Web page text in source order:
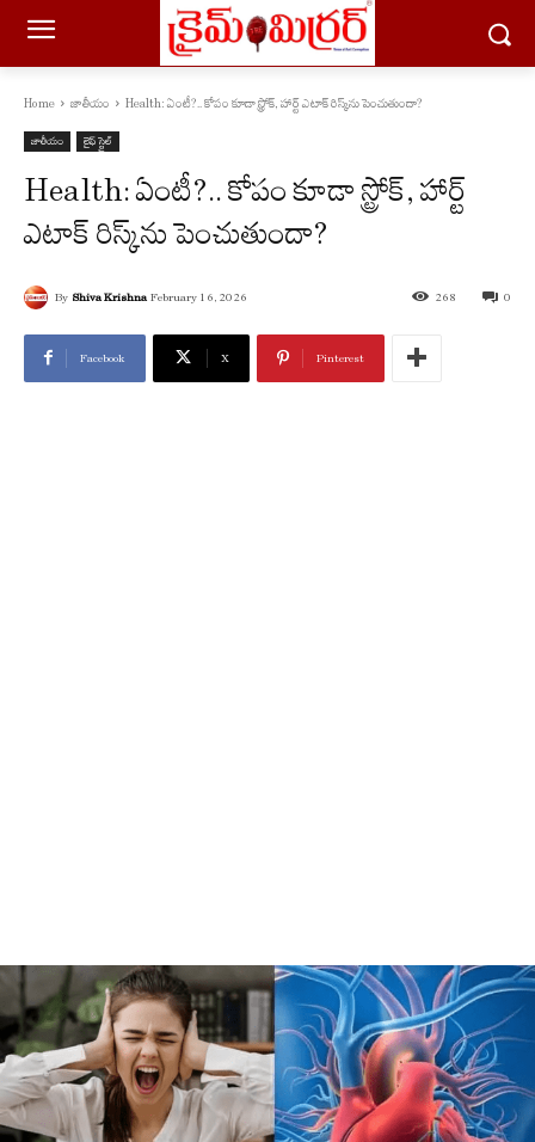
Home జాతీయం Health: ఏంటీ?.. కోపం కూడా స్ట్రోక్, హార్ట్ ఎటాక్ రిస్క్‌ను పెంచుతుందా?
జాతీయం లైఫ్ స్టైల్
Health: ఏంటీ?.. కోపం కూడా స్ట్రోక్, హార్ట్
ఎటాక్ రిస్క్‌ను పెంచుతుందా?
By Shiva Krishna February 16, 2026 0
268
Facebook X Pinterest